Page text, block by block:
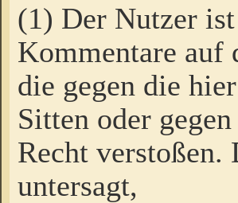
(1) Der Nutzer
Kommentare auf
die gegen die
Sitten oder
Recht verstoßen.
untersagt,